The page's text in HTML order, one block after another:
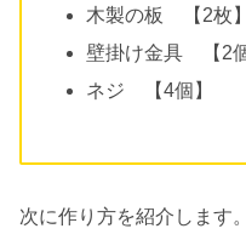
木製の板 【2枚】
壁掛け金具 【2個
ネジ 【4個】
次に作り方を紹介します